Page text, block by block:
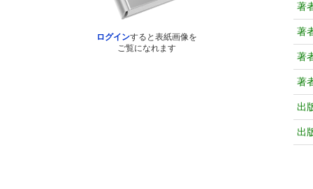
ログインすると表紙画像を
ご覧になれます
著
著
著
著
出
出